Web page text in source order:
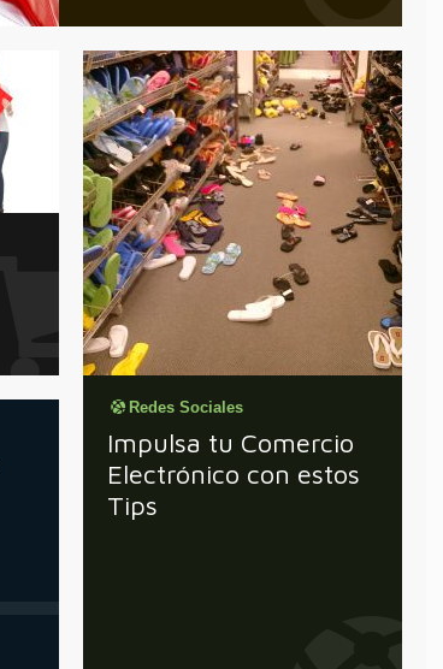
Redes Sociales
Impulsa tu Comercio
Electrónico con estos
Tips